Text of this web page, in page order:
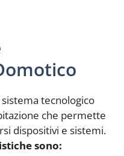
tecnologico
che permette
dispositivi e sistemi.
sono: